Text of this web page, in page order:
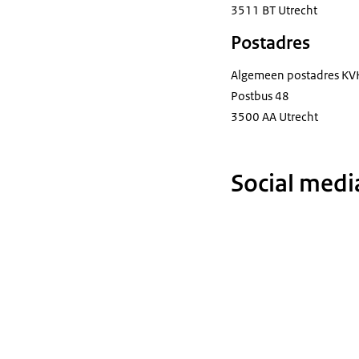
3511 BT Utrecht
Postadres
Algemeen postadres
Postbus 48
3500 AA Utrecht
Social